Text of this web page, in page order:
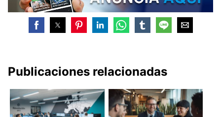
Publicaciones relacionadas